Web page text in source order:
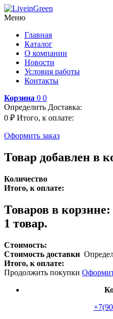
Меню
Главная
Каталог
О компании
Новости
Условия работы
Контакты
Корзина 0 0
Определить Доставка:
0 ₽ Итого, к оплате:
Оформить заказ
Товар добавлен в
Количество
Итого, к оплате:
Товаров в корзине:
1 товар.
Стоимость:
Стоимость доставки
Итого, к оплате:
Продолжить покупки